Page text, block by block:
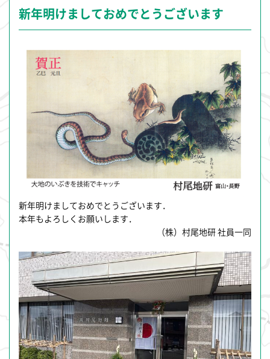
新年明けましておめでとうございます
新年明けましておめでとうございます．
本年もよろしくお願いします．
（株）村尾地研 社員一同